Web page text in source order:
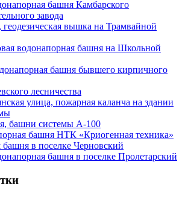
башня Камбарского
завода
геодезическая вышка на Трамвайной
водонапорная башня на Школьной
башня бывшего кирпичного
лесничества
улица, пожарная каланча на здании
башни системы А-100
башня НТК «Криогенная техника»
в поселке Черновский
башня в поселке Пролетарский